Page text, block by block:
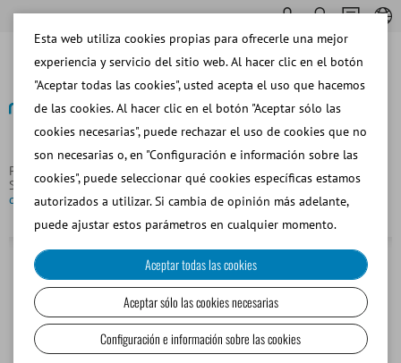
Página principal
Equipos y Materiales de Laboratorio
Sistemas de Calefacción
Unidad de control HT 10 para sistema
de calefacción
Esta web utiliza cookies propias para ofrecerle una mejor
experiencia y servicio del sitio web. Al hacer clic en el botón
"Aceptar todas las cookies", usted acepta el uso que hacemos
de las cookies. Al hacer clic en el botón "Aceptar sólo las
cookies necesarias", puede rechazar el uso de cookies que no
son necesarias o, en "Configuración e información sobre las
cookies", puede seleccionar qué cookies específicas estamos
autorizados a utilizar. Si cambia de opinión más adelante,
puede ajustar estos parámetros en cualquier momento.
Aceptar todas las cookies
Aceptar sólo las cookies necesarias
Configuración e información sobre las cookies